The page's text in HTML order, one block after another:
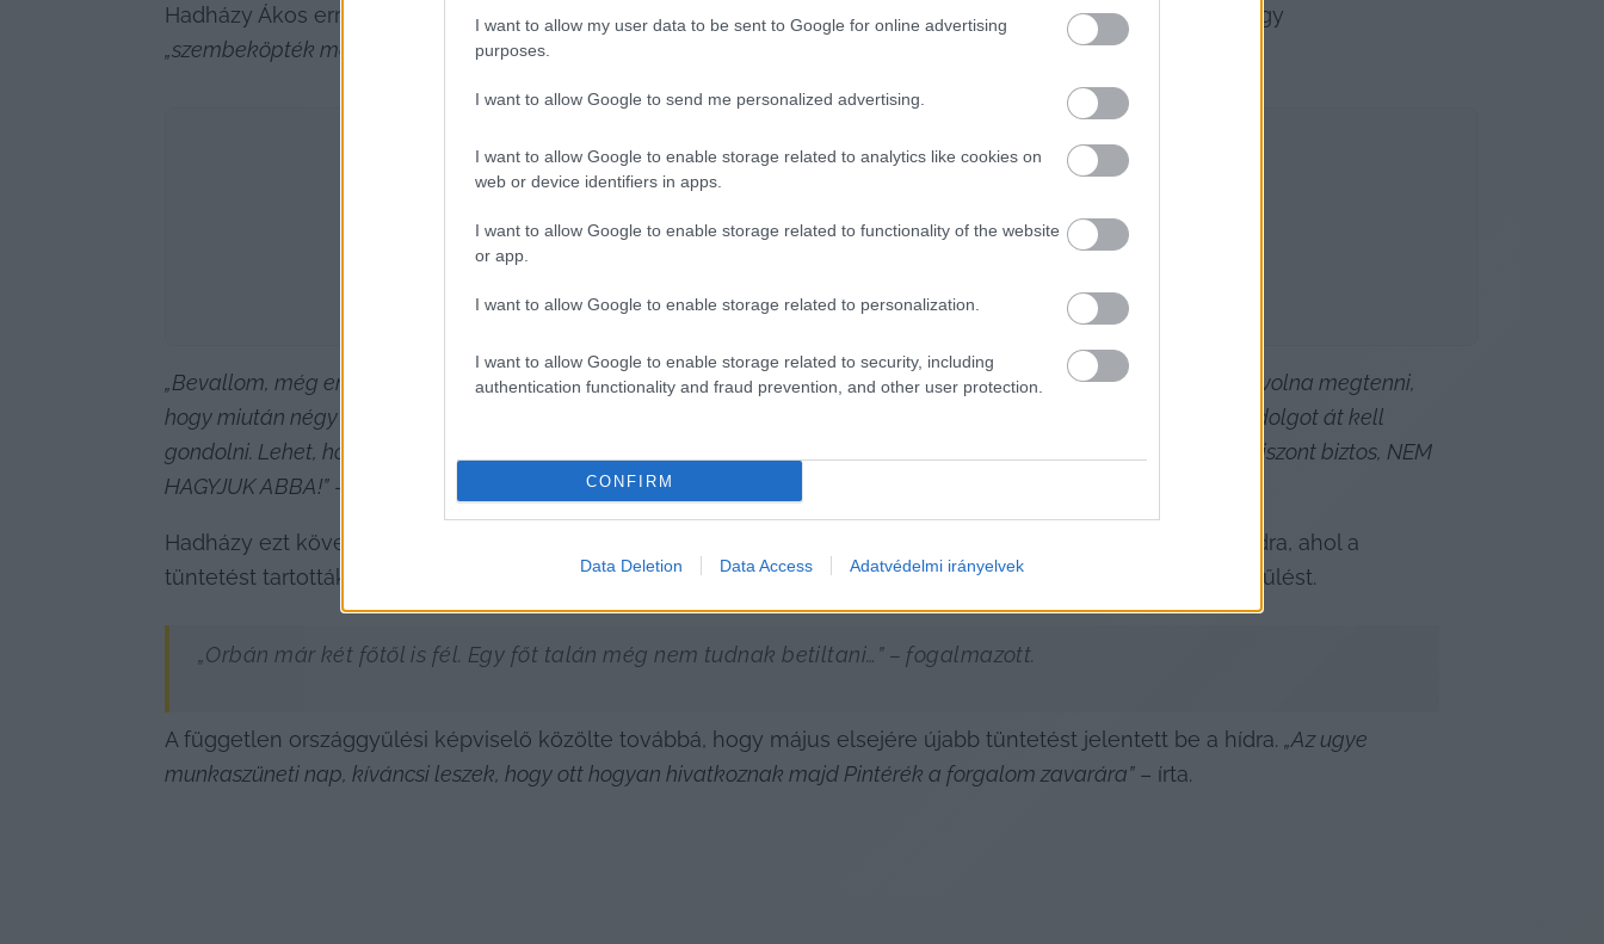
I want to allow my user data to be sent to Google for online advertising
purposes.
I want to allow Google to send me personalized advertising.
I want to allow Google to enable storage related to analytics like cookies on
web or device identifiers in apps.
I want to allow Google to enable storage related to functionality of the website
or app.
I want to allow Google to enable storage related to personalization.
I want to allow Google to enable storage related to security, including
authentication functionality and fraud prevention, and other user protection.
CONFIRM
Data Deletion Data Access Adatvédelmi irányelvek
„szembeköpték magukat”
„Bevallom, még engem is meglepett kicsit, hogy ennyire félnek ezektől a demonstrációktól. Másképp nem merték volna megtenni,
hogy miután négy alkalommal tudomásul vették, most hirtelen tiltott lett az Erzsébet hídon tiltakozni. Emiatt több dolgot át kell
gondolni. Lehet, hogy majd még online szavazáson is kikérem az Önök véleményét egy-két fontos dologban. Ami viszont biztos, NEM
HAGYJUK ABBA!” – írta a független országgyűlési képviselő
Hadházy ezt követően kijelentette, hogy ő egyedül is ki fog állni a Ferenciek terére, onnan pedig kisétál a hídra, ahol a
tüntetést tartották volna. Párhuzamként felhozta a Kádár rendszert, ahol három főtől lehetett betiltani egy gyűlést.
„Orbán már két főtől is fél. Egy főt talán még nem tudnak betiltani…” – fogalmazott.
A független országgyűlési képviselő közölte továbbá, hogy május elsejére újabb tüntetést jelentett be a hídra. „Az ugye
munkaszüneti nap, kíváncsi leszek, hogy ott hogyan hivatkoznak majd Pintérék a forgalom zavarára” – írta.